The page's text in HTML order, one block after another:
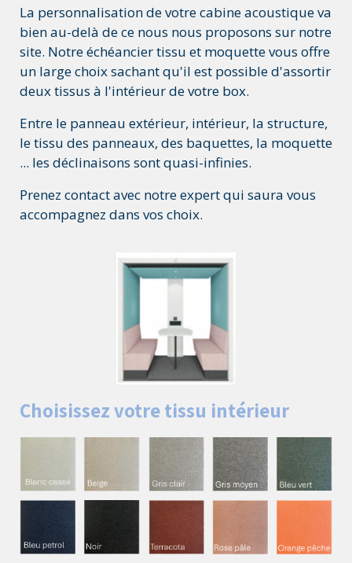
La personnalisation de votre cabine acoustique va
bien au-delà de ce nous nous proposons sur notre
site. Notre échéancier tissu et moquette vous offre
un large choix sachant qu'il est possible d'assortir
deux tissus à l'intérieur de votre box.
Entre le panneau extérieur, intérieur, la structure,
le tissu des panneaux, des baquettes, la moquette
... les déclinaisons sont quasi-infinies.
Prenez contact avec notre expert qui saura vous
accompagnez dans vos choix.
Choisissez votre tissu intérieur